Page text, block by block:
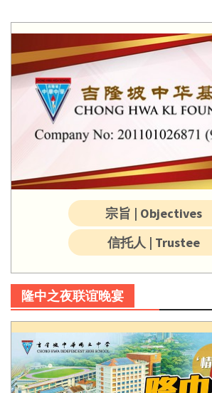
宗旨 | Objectives
信托人 | Trustee
隆中之夜联谊晚宴